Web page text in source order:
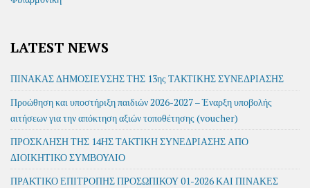
LATEST NEWS
ΠΙΝΑΚΑΣ ΔΗΜΟΣΙΕΥΣΗΣ ΤΗΣ 13ης ΤΑΚΤΙΚΗΣ ΣΥΝΕΔΡΙΑΣΗΣ
Προώθηση και υποστήριξη παιδιών 2026-2027 – Έναρξη υποβολής
αιτήσεων για την απόκτηση αξιών τοποθέτησης (voucher)
ΠΡΟΣΚΛΗΣΗ ΤΗΣ 14ΗΣ ΤΑΚΤΙΚΗ ΣΥΝΕΔΡΙΑΣΗΣ ΑΠΟ
ΔΙΟΙΚΗΤΙΚΟ ΣΥΜΒΟΥΛΙΟ
ΠΡΑΚΤΙΚΟ ΕΠΙΤΡΟΠΗΣ ΠΡΟΣΩΠΙΚΟΥ 01-2026 ΚΑΙ ΠΙΝΑΚΕΣ